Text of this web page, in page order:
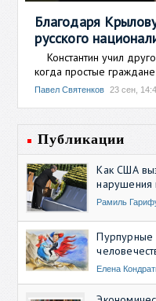
Благодаря
русского
Константин учил
когда простые
Павел Святенков 23 сен,
Публикации
Как США
нарушения
Рамиль
Пурпурные
Елена